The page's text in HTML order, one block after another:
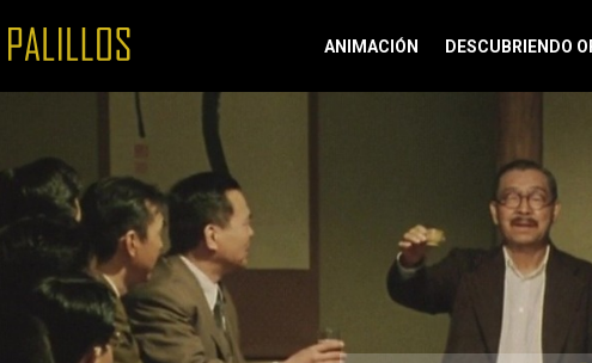
ANIMACIÓN DESCUBRIENDO